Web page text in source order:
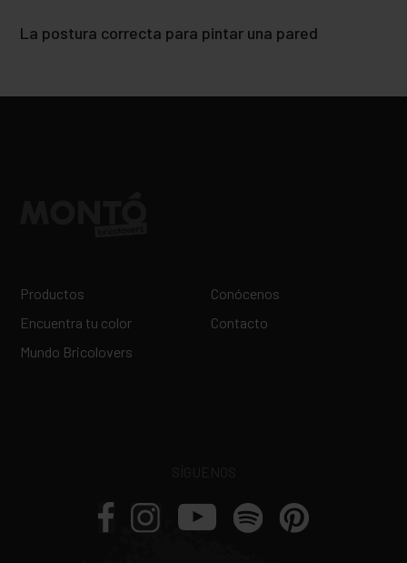
La postura correcta para pintar una pared
Productos
Encuentra tu color
Mundo Bricolovers
Conócenos
Contacto